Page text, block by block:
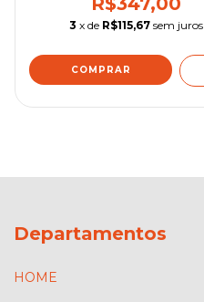
3 x de R$115,67 sem juros
COMPRAR
Departamentos
HOME